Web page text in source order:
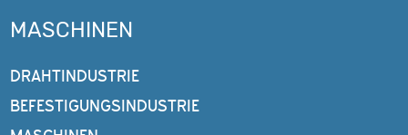
MASCHINEN
DRAHTINDUSTRIE
BEFESTIGUNGSINDUSTRIE